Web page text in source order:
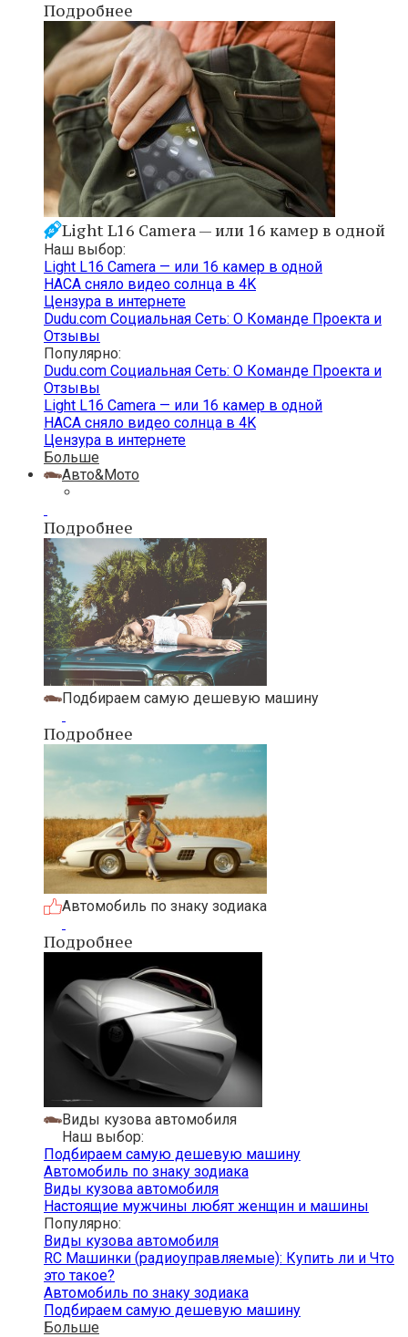
Подробнее
Light L16 Camera — или 16 камер в одной
Наш выбор:
Light L16 Camera — или 16 камер в одной
НАСА сняло видео солнца в 4K
Цензура в интернете
Dudu.com Cоциальная Cеть: О Команде Проекта и
Отзывы
Популярно:
Dudu.com Cоциальная Cеть: О Команде Проекта и
Отзывы
Light L16 Camera — или 16 камер в одной
НАСА сняло видео солнца в 4K
Цензура в интернете
Больше
Авто&Мото
Подробнее
Подбираем самую дешевую машину
Подробнее
Автомобиль по знаку зодиака
Подробнее
Виды кузова автомобиля
Наш выбор:
Подбираем самую дешевую машину
Автомобиль по знаку зодиака
Виды кузова автомобиля
Настоящие мужчины любят женщин и машины
Популярно:
Виды кузова автомобиля
RC Машинки (радиоуправляемые): Купить ли и Что
это такое?
Автомобиль по знаку зодиака
Подбираем самую дешевую машину
Больше